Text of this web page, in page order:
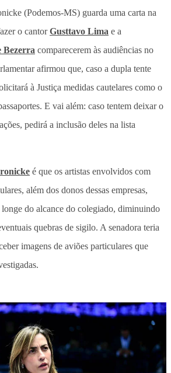
(Podemos-MS) guarda uma carta na
o cantorGusttavo Lima e a
Bezerra comparecerem às audiências no
afirmou que, caso a dupla tente
à Justiça medidas cautelares como o
E vai além: caso tentem deixar o
pedirá a inclusão deles na lista
é que os artistas envolvidos com
além dos donos dessas empresas,
do alcance do colegiado, diminuindo
quebras de sigilo. A senadora teria
imagens de aviões particulares que